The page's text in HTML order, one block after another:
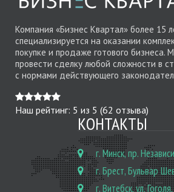
Компания «Бизнес Квартал» более 15
специализируется на оказании
покупке и продаже готового бизнеса.
провести сделку любой сложности в
с нормами действующего
Наш рейтинг: 5 из 5 (62 отзыва)
КОНТАКТЫ
г. Минск, пр.
г. Брест, Бульвар
г. Витебск, ул.